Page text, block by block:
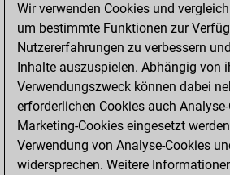
of 1600
You created
your Fritz account
Donnerstag,
21, 2020
You played
blitz games
Wir verwenden Cookies und
um bestimmte Funktionen zur
Nutzererfahrungen zu verbessern
Inhalte auszuspielen. Abhängig von
Verwendungszweck können dabei
erforderlichen Cookies auch
Marketing-Cookies eingesetzt
Verwendung von Analyse-Cookies
widersprechen. Weitere